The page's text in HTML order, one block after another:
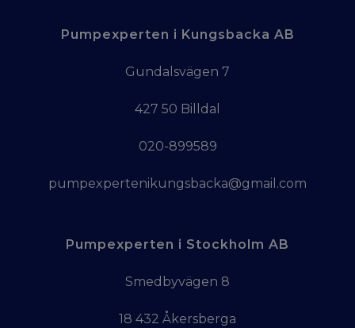
Pumpexperten i Kungsbacka AB
Gundalsvägen 7
427 50 Billdal
020-899589
pumpexpertenikungsbacka@gmail.com
Pumpexperten i Stockholm AB
Smedbyvägen 8
18 432 Åkersberga